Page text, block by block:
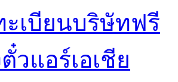
ะเบียนบริษัทฟรี
วแอร์เอเชีย